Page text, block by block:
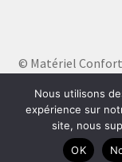
© Matériel Confort
Nous utilisons
expérience sur
site, nous
OK